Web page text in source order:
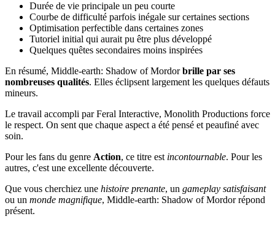
Durée de vie principale un peu courte
Courbe de difficulté parfois inégale sur certaines sections
Optimisation perfectible dans certaines zones
Tutoriel initial qui aurait pu être plus développé
Quelques quêtes secondaires moins inspirées
En résumé, Middle-earth: Shadow of Mordorbrille par ses
nombreuses qualités. Elles éclipsent largement les quelques défauts
mineurs.
Le travail accompli par Feral Interactive, Monolith Productions force
le respect. On sent que chaque aspect a été pensé et peaufiné avec
soin.
Pour les fans du genre Action, ce titre est incontournable. Pour les
autres, c'est une excellente découverte.
Que vous cherchiez une histoire prenante, un gameplay satisfaisant
ou un monde magnifique, Middle-earth: Shadow of Mordor répond
présent.